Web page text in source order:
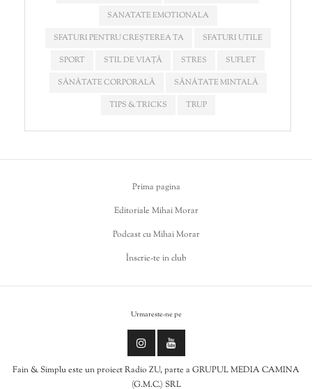
SANATATE EMOTIONALA
SFATURI PENTRU CREȘTEREA TA
SFATURI UTILE
SPORT
STIL DE VIAȚĂ STRES
SUFLET
SĂNĂTATE CORPORALĂ
SĂNĂTATE MINTALĂ
TIPS & TRICKS
TRUP
Prima pagina
Editoriale Mihai Morar
Podcast cu Mihai Morar
Înscrie-te in club
Urmareste-ne pe
Fain & Simplu este un proiect Radio ZU, parte a GRUPUL MEDIA CAMINA
(G.M.C.) SRL